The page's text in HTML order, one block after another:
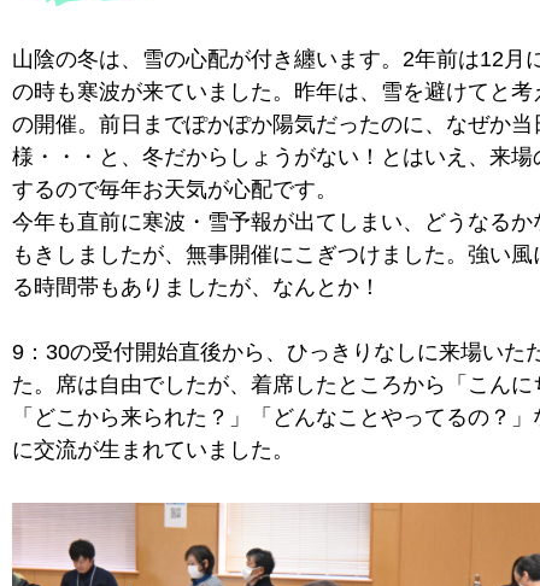
山陰の冬は、雪の心配が付き纏います。2年前は12月
の時も寒波が来ていました。昨年は、雪を避けてと考
の開催。前日までぽかぽか陽気だったのに、なぜか当
様・・・と、冬だからしょうがない！とはいえ、来場
するので毎年お天気が心配です。
今年も直前に寒波・雪予報が出てしまい、どうなるか
もきしましたが、無事開催にこぎつけました。強い風
る時間帯もありましたが、なんとか！
9：30の受付開始直後から、ひっきりなしに来場いた
た。席は自由でしたが、着席したところから「こんに
「どこから来られた？」「どんなことやってるの？
に交流が生まれていました。